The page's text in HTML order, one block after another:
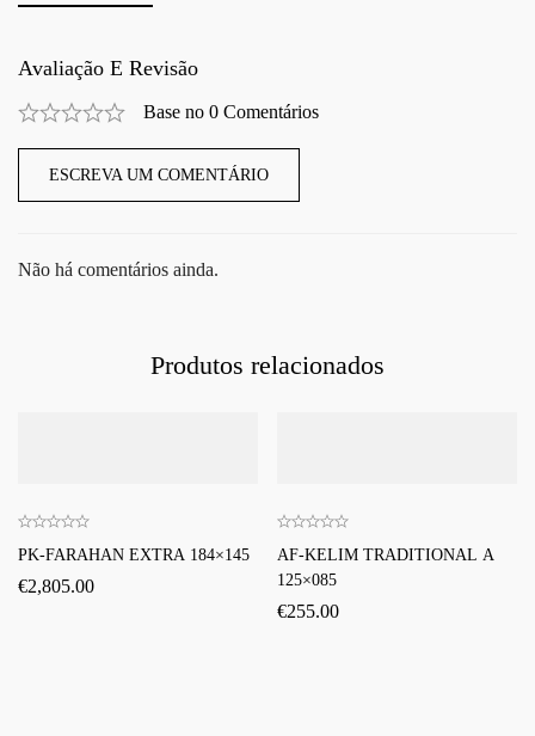
Avaliação E Revisão
Base no 0 Comentários
ESCREVA UM COMENTÁRIO
Não há comentários ainda.
Produtos relacionados
PK-FARAHAN EXTRA 184×145
€2,805.00
AF-KELIM TRADITIONAL A
125×085
€255.00